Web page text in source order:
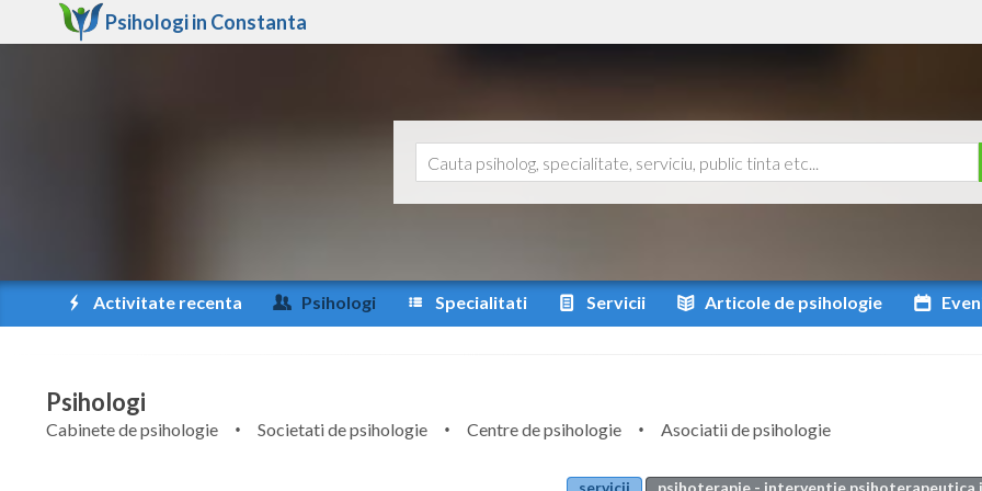
Psihologi in Constanta
Activitate recenta Psihologi Specialitati Servicii Articole de psihologie
Psihologi
Cabinete de psihologie Societati de psihologie Centre de psihologie
Asociatii de psihologie
servicii
psihoterapie - interventie psihoterapeutica